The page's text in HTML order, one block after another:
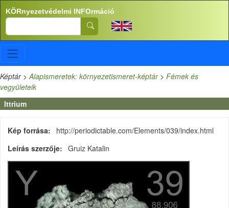
Ugrás a tartalomra
KÖRnyezetvédelmi INFOrmáció
Search
Képtár>Alapismeretek: környezetismeret-képtár> Fémek és
vegyületeik
Ittrium
Kép forrása
http://periodictable.com/Elements/039/index.html
Leírás szerzője
Gruiz Katalin